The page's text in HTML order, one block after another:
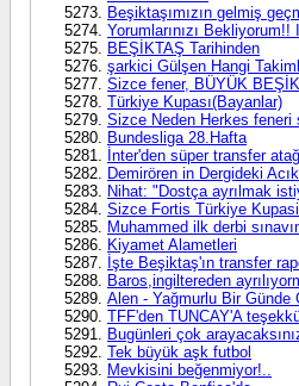
Beşiktaşımızın gelmiş
Yorumlarınızı
BEŞİKTAŞ Tarihinden
şarkici Gülşen Hangi
Sizce fener, BÜYÜK
Türkiye Kupası(Bayanlar)
Sizce Neden Herkes feneri
Bundesliga 28.Hafta
İnter'den süper transfer
Demirören in Dergideki
Nihat: "Dostça ayrılmak
Sizce Fortis Türkiye
Muhammed ilk derbi
Kiyamet Alametleri
İşte Beşiktaş'ın transfer
Baros,ingiltereden
Alen - Yağmurlu Bir Günde
TFF'den TUNCAY'A
Bugünleri çok
Tek büyük aşk futbol
Mevkisini beğenmiyor!..